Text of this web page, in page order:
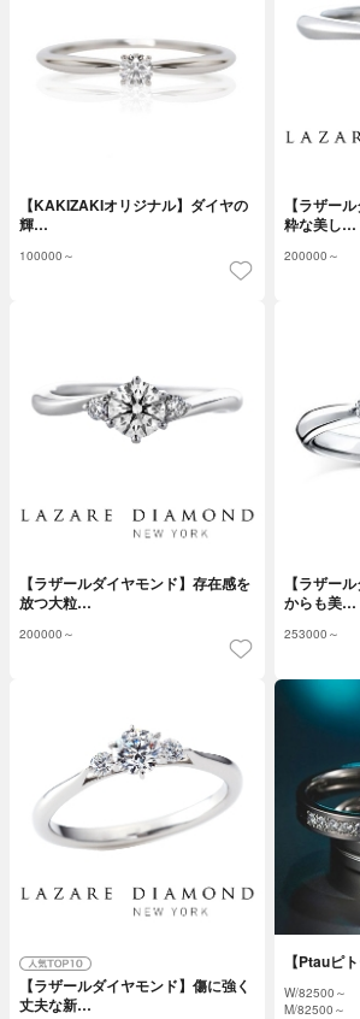
【KAKIZAKIオリジナル】ダイヤの
輝…
100000～
【ラザー
粋な美し…
200000～
【ラザールダイヤモンド】存在感を
放つ大粒…
200000～
【ラザー
からも美…
253000～
【ラザールダイヤモンド】傷に強く
丈夫な新…
【Ptauピ
W/82500～
M/82500～